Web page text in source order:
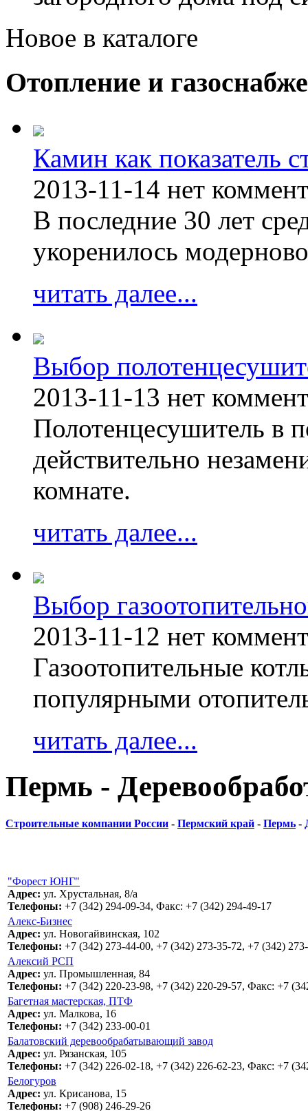
Новое в каталоге
Отопление и
Камин как показатель
2013-11-14 нет
В последние 30 лет
укоренилось
читать далее...
Выбор
2013-11-13 нет
Полотенцесушитель в
действительно
комнате.
читать далее...
Выбор
2013-11-12 нет
Газоотопительные
популярными
читать далее...
Пермь -
Строительные компании России - Пермский край - Пермь -
"Форест ЮНГ"
Адрес: ул. Хрустальная, 8/а
Телефоны: +7 (342) 294-09-34, Факс: +7 (342) 294-49-17
Алекс-Бизнес
Адрес: ул. Новогайвинская, 102
Телефоны: +7 (342) 273-44-00, +7 (342) 273-35-72, +7 (342)
Алексий РСП
Адрес: ул. Промышленная, 84
Телефоны: +7 (342) 220-23-98, +7 (342) 220-29-57, Факс: +7
Багетная мастерская, ПТФ
Адрес: ул. Малкова, 16
Телефоны: +7 (342) 233-00-01
Балатовский деревообрабатывающий завод
Адрес: ул. Рязанская, 105
Телефоны: +7 (342) 226-02-18, +7 (342) 226-62-23, Факс: +7
Белогуров
Адрес: ул. Крисанова, 15
Телефоны: +7 (908) 246-29-26